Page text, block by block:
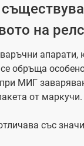
на
апарати,
обръща
МИГ
от маркучи.
със